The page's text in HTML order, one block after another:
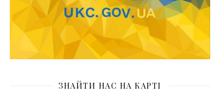
ЗНАЙТИ НАС НА КАРТІ